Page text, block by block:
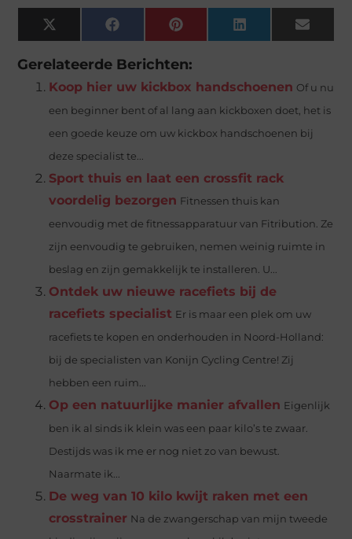
X
(Twitter)
Facebook Pinterest LinkedIn Email
Gerelateerde Berichten:
Koop hier uw kickbox handschoenen Of u nu
een beginner bent of al lang aan kickboxen doet, het is
een goede keuze om uw kickbox handschoenen bij
deze specialist te...
Sport thuis en laat een crossfit rack
voordelig bezorgen Fitnessen thuis kan
eenvoudig met de fitnessapparatuur van Fitribution. Ze
zijn eenvoudig te gebruiken, nemen weinig ruimte in
beslag en zijn gemakkelijk te installeren. U...
Ontdek uw nieuwe racefiets bij de
racefiets specialist Er is maar een plek om uw
racefiets te kopen en onderhouden in Noord-Holland:
bij de specialisten van Konijn Cycling Centre! Zij
hebben een ruim...
Op een natuurlijke manier afvallen Eigenlijk
ben ik al sinds ik klein was een paar kilo’s te zwaar.
Destijds was ik me er nog niet zo van bewust.
Naarmate ik...
De weg van 10 kilo kwijt raken met een
crosstrainer Na de zwangerschap van mijn tweede